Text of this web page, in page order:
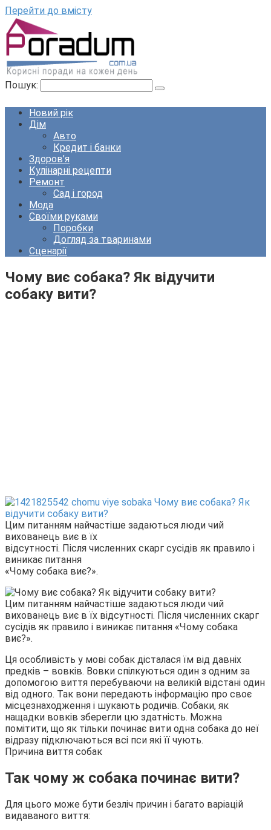
Перейти до вмісту
Пошук:
Новий рік
Дім
Авто
Кредит і банки
Здоров’я
Кулінарні рецепти
Ремонт
Сад і город
Мода
Своїми руками
Поробки
Догляд за тваринами
Сценарії
Чому виє собака? Як відучити
собаку вити?
Цим питанням найчастіше задаються люди чий
вихованець виє в їх
відсутності. Після численних скарг сусідів як правило і
виникає питання
«Чому собака виє?».
Цим питанням найчастіше задаються люди чий
вихованець виє в їх відсутності. Після численних скарг
сусідів як правило і виникає питання «Чому собака
виє?».
Ця особливість у мові собак дісталася їм від давніх
предків – вовків. Вовки спілкуються один з одним за
допомогою виття перебуваючи на великій відстані один
від одного. Так вони передають інформацію про своє
місцезнаходження і шукають родичів. Собаки, як
нащадки вовків зберегли цю здатність. Можна
помітити, що як тільки починає вити одна собака до неї
відразу підключаються всі пси які її чують.
Причина виття собак
Так чому ж собака починає вити?
Для цього може бути безліч причин і багато варіацій
видаваного виття: